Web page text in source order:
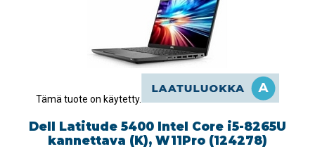
Tämä tuote on käytetty.
Dell Latitude 5400 Intel Core i5-8265U
kannettava (K), W11Pro (124278)